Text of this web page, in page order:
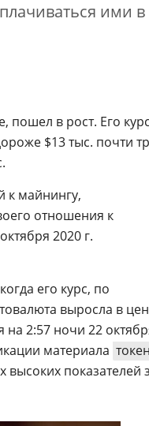
ими в
пошел в рост. Его
$13 тыс. почти
к майнингу,
отношения к
2020 г.
его курс, по
выросла в
на 2:57 ночи 22
материала
высоких показателей